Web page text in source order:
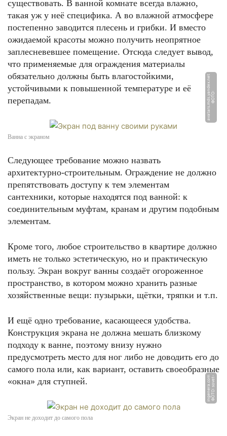
существовать. В ванной комнате всегда влажно,
такая уж у неё специфика. А во влажной атмосфере
постепенно заводится плесень и грибки. И вместо
ожидаемой красоты можно получить неопрятное
заплесневевшее помещение. Отсюда следует вывод,
что применяемые для ограждения материалы
обязательно должны быть влагостойкими,
устойчивыми к повышенной температуре и её
перепадам.
Ф
О
Т
О:
a
v
a
t
a
r
s.
m
d
s.
y
a
n
d
e
x.
n
e
t
Ванна с экраном
Следующее требование можно назвать
архитектурно-строительным. Ограждение не должно
препятствовать доступу к тем элементам
сантехники, которые находятся под ванной: к
соединительным муфтам, кранам и другим подобным
элементам.
Кроме того, любое строительство в квартире должно
иметь не только эстетическую, но и практическую
пользу. Экран вокруг ванны создаёт огороженное
пространство, в котором можно хранить разные
хозяйственные вещи: пузырьки, щётки, тряпки и т.п.
И ещё одно требование, касающееся удобства.
Конструкция экрана не должна мешать близкому
подходу к ванне, поэтому внизу нужно
предусмотреть место для ног либо не доводить его до
самого пола или, как вариант, оставить своеобразные
«окна» для ступней.
Ф
О
Т
О:
s
o
v
e
t
-
i
n
g
e
n
e
r
a.
c
o
m
Экран не доходит до самого пола